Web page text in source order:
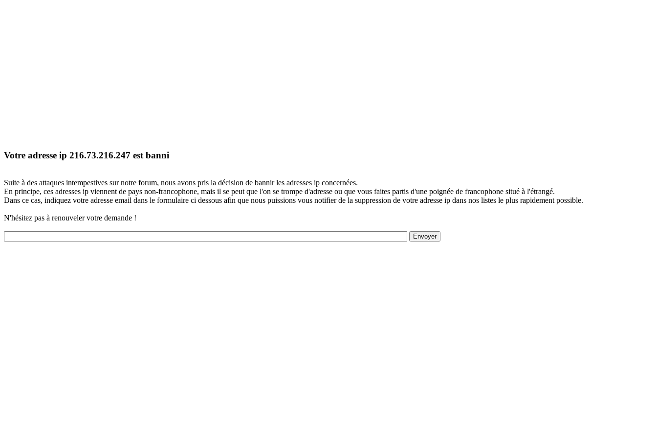
Votre adresse ip 216.73.216.247 est banni
Suite à des attaques intempestives sur notre forum, nous avons pris la décision de bannir les adresses ip concernées.
En principe, ces adresses ip viennent de pays non-francophone, mais il se peut que l'on se trompe d'adresse ou que vous faites partis d'une poignée de francophone situé à l'étrangé.
Dans ce cas, indiquez votre adresse email dans le formulaire ci dessous afin que nous puissions vous notifier de la suppression de votre adresse ip dans nos listes le plus rapidement possible.
N'hésitez pas à renouveler votre demande !